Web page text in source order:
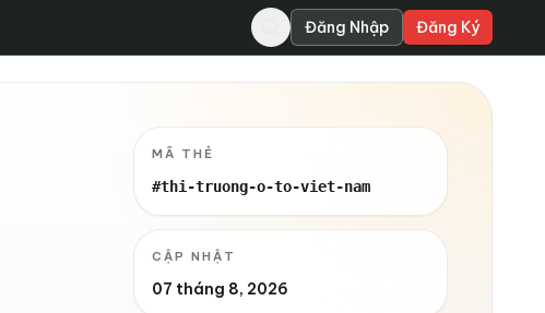
Đăng Nhập Đăng Ký
MÃ THẺ
#thi-truong-o-to-viet-nam
CẬP NHẬT
07 tháng 8, 2026